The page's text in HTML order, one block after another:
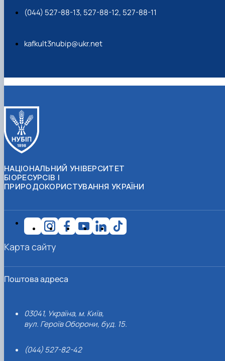
(044) 527-88-13, 527-88-12, 527-88-11
kafkult3nubip@ukr.net
НАЦІОНАЛЬНИЙ УНІВЕРСИТЕТ
БІОРЕСУРСІВ І
ПРИРОДОКОРИСТУВАННЯ УКРАЇНИ
Поштова адреса
03041, Україна, м. Київ,
вул. Героїв Оборони, буд. 15.
(044) 527-82-42
Карта сайту